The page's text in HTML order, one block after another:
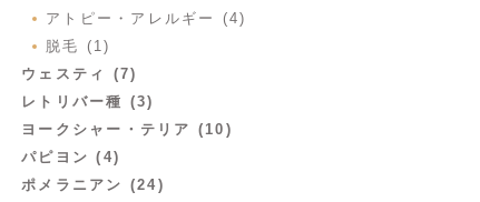
アトピー・アレルギー (4)
脱毛 (1)
ウェスティ (7)
レトリバー種 (3)
ヨークシャー・テリア (10)
パピヨン (4)
ポメラニアン (24)